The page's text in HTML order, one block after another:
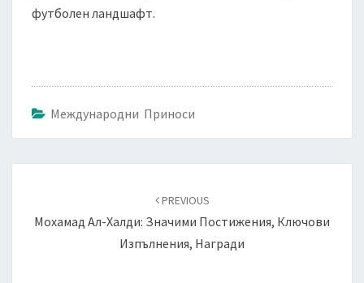
футболен ландшафт.
Международни Приноси
PREVIOUS
Мохамад Ал-Халди: Значими Постижения, Ключови
Изпълнения, Награди